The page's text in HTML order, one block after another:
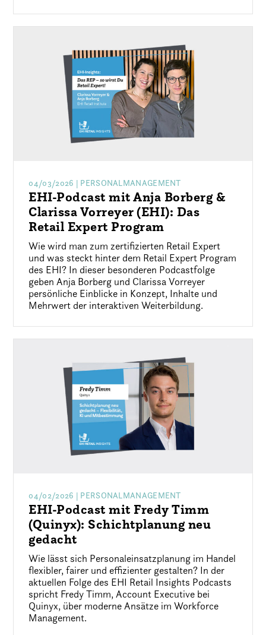
04/03/2026 | PERSONALMANAGEMENT
EHI-Podcast mit Anja Borberg &
Clarissa Vorreyer (EHI): Das
Retail Expert Program
Wie wird man zum zertifizierten Retail Expert
und was steckt hinter dem Retail Expert Program
des EHI? In dieser besonderen Podcastfolge
geben Anja Borberg und Clarissa Vorreyer
persönliche Einblicke in Konzept, Inhalte und
Mehrwert der interaktiven Weiterbildung.
04/02/2026 | PERSONALMANAGEMENT
EHI-Podcast mit Fredy Timm
(Quinyx): Schichtplanung neu
gedacht
Wie lässt sich Personaleinsatzplanung im Handel
flexibler, fairer und effizienter gestalten? In der
aktuellen Folge des EHI Retail Insights Podcasts
spricht Fredy Timm, Account Executive bei
Quinyx, über moderne Ansätze im Workforce
Management.